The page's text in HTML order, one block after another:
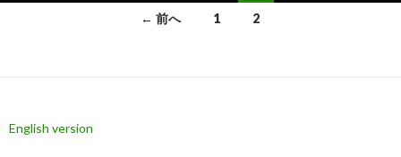
ナ
ゲ
← 前へ 1 2
English version